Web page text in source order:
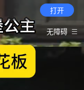
打开
无障碍